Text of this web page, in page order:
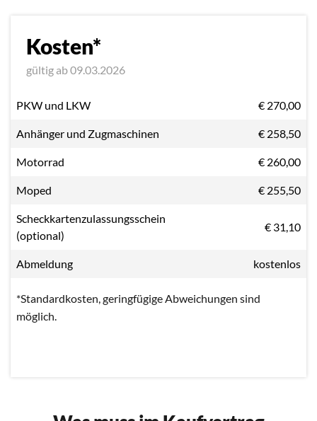
Kosten*
gültig ab 09.03.2026
PKW und LKW € 270,00
Anhänger und Zugmaschinen € 258,50
Motorrad € 260,00
Moped € 255,50
Scheckkartenzulassungsschein
(optional)
€ 31,10
Abmeldung kostenlos
*Standardkosten, geringfügige Abweichungen sind
möglich.